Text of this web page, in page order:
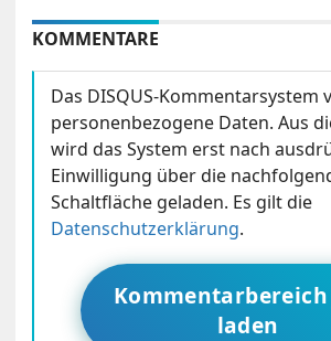
KOMMENTARE
Das DISQUS-Kommentarsystem
personenbezogene Daten. Aus
wird das System erst nach
Einwilligung über die
Schaltfläche geladen. Es gilt die
Datenschutzerklärung.
laden